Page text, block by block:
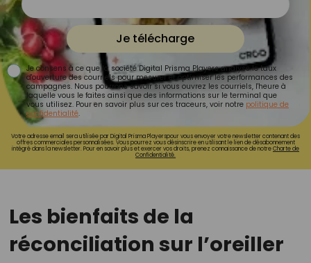
Je télécharge
Je consens à ce que la société Digital Prisma Players analyse le taux
d'ouverture des courriels pour mesurer et optimiser les performances des
campagnes. Nous pourrons savoir si vous ouvrez les courriels, l'heure à
laquelle vous le faites ainsi que des informations sur le terminal que
vous utilisez. Pour en savoir plus sur ces traceurs, voir notre politique de
confidentialité.
Votre adresse email sera utilisée par Digital Prisma Playerspour vous envoyer votre newsletter contenant des
offres commerciales personnalisées. Vous pourrez vous désinscrire en utilisant le lien de désabonnement
intégré dans la newsletter. Pour en savoir plus et exercer vos droits, prenez connaissance de notreCharte de
Confidentialité.
Les bienfaits de la
réconciliation sur l’oreiller